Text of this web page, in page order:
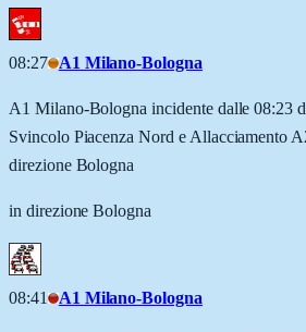
08:27 A1 Milano-Bologna
A1 Milano-Bologna incidente dalle 08:23
Svincolo Piacenza Nord e Allacciamento
direzione Bologna
in direzione Bologna
08:41 A1 Milano-Bologna